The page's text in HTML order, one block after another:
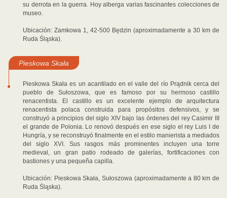
su derrota en la guerra. Hoy alberga varias fascinantes colecciones de
museo.
Ubicación: Zamkowa 1, 42-500 Będzin (aproximadamente a 30 km de
Ruda Śląska).
Pieskowa Skała
Pieskowa Skała es un acantilado en el valle del río Prądnik cerca del
pueblo de Sułoszowa, que es famoso por su hermoso castillo
renacentista. El castillo es un excelente ejemplo de arquitectura
renacentista polaca construida para propósitos defensivos, y se
construyó a principios del siglo XIV bajo las órdenes del rey Casimir III
el grande de Polonia. Lo renovó después en ese siglo el rey Luis I de
Hungría, y se reconstruyó finalmente en el estilo manierista a mediados
del siglo XVI. Sus rasgos más prominentes incluyen una torre
medieval, un gran patio rodeado de galerías, fortificaciones con
bastiones y una pequeña capilla.
Ubicación: Pieskowa Skała, Sułoszowa (aproximadamente a 80 km de
Ruda Śląska).